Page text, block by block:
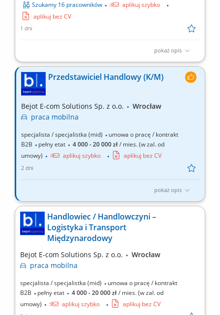
Szukamy 16 pracowników
aplikuj szybko
aplikuj bez CV
1 dni
pokaż opis
Opis stanowiska Twój dzień pracy to realizacja harmonogramu
dostaw mebli do klientów na terenie całych Niemiec. Prowadzisz
auto dostawcze kat. B w obsadzie jednoosobowej, pracując w
trybie bez rejestracji czasu pracy przez tachograf. Odpowiadasz
Przedstawiciel Handlowy (K/M)
Bejot E-com Solutions Sp. z o.o.
Wrocław
praca mobilna
specjalista / specjalistka (mid)
umowa o pracę / kontrakt
B2B
pełny etat 4 000 - 20 000 zł/ mies. (w zal. od
umowy)
aplikuj szybko aplikuj bez CV
2 dni
pokaż opis
Twój zakres obowiązków: Aktywne pozyskiwanie nowych
klientów biznesowych; Sprzedaż usług transportu
międzynarodowego oraz rozwiązań logistycznych; Budowanie i
rozwijanie długofalowych relacji z klientami; Prowadzenie
spotkań handlowych i prezentacji oferty firmy; Negocjowanie
Handlowiec / Handlowczyni –
Logistyka i Transport
Międzynarodowy
Bejot E-com Solutions Sp. z o.o.
Wrocław
praca mobilna
specjalista / specjalistka (mid)
umowa o pracę / kontrakt
B2B
pełny etat 4 000 - 20 000 zł/ mies. (w zal. od
umowy)
aplikuj szybko aplikuj bez CV